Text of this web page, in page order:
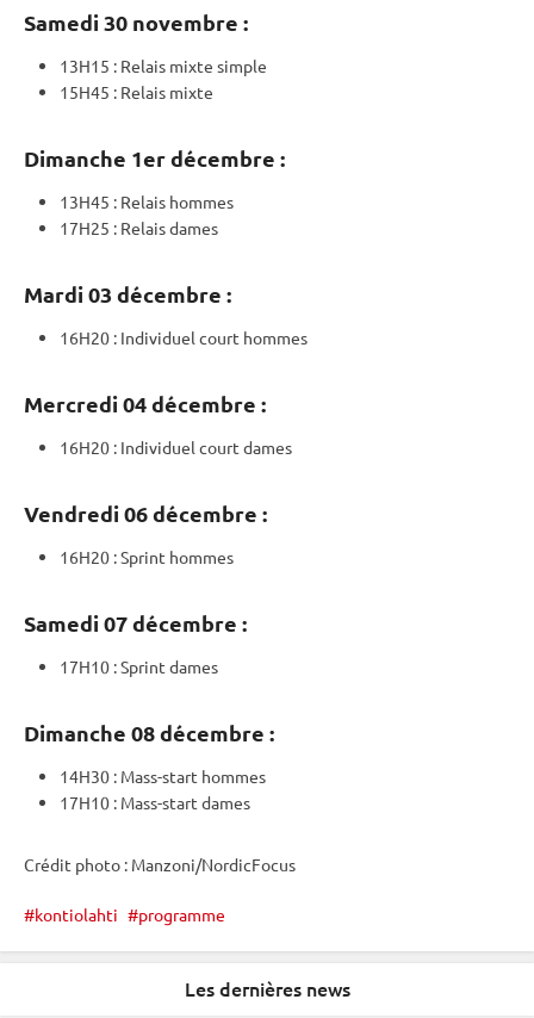
Samedi 30 novembre :
13H15 : Relais mixte simple
15H45 : Relais mixte
Dimanche 1er décembre :
13H45 : Relais hommes
17H25 : Relaisdames
Mardi 03 décembre :
16H20 : Individuel court hommes
Mercredi 04 décembre :
16H20 : Individuel court dames
Vendredi 06 décembre :
16H20 :Sprint hommes
Samedi 07 décembre :
17H10 :Sprint dames
Dimanche 08 décembre :
14H30 : Mass-start hommes
17H10 : Mass-start dames
Crédit photo : Manzoni/NordicFocus
kontiolahti programme
Les dernières news